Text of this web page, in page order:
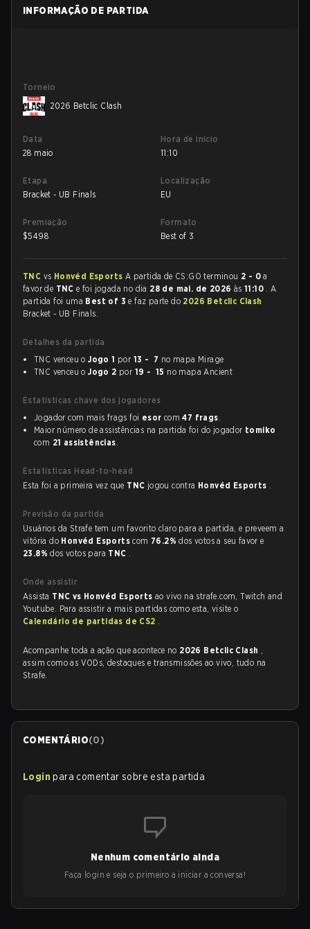
INFORMAÇÃO DE PARTIDA
Torneio
2026 Betclic Clash
Data
28 maio
Hora de início
11:10
Etapa
Bracket - UB Finals
Localização
EU
Premiação
$5498
Formato
Best of 3
TNC vs Honvéd Esports A partida de CS:GO terminou 2 - 0 a
favor de TNCe foi jogada no dia 28 de mai. de 2026 às11:10 . A
partida foi uma Best of 3e faz parte do 2026 Betclic Clash
Bracket - UB Finals.
Detalhes da partida
TNC venceu oJogo 1 por 13 - 7 no mapa Mirage
TNC venceu oJogo 2 por 19 - 15 no mapa Ancient
Estatísticas chave dos jogadores
Jogador com mais frags foi esor com47 frags.
Maior número de assistências na partida foi do jogador tomiko
com 21 assistências.
Estatísticas Head-to-head
Esta foi a primeira vez que TNC jogou contra Honvéd Esports .
Previsão da partida
Usuários da Strafe tem um favorito claro para a partida, e preveem a
vitória do Honvéd Esportscom 76.2%dos votos a seu favor e
23.8%dos votos para TNC .
Onde assistir
Assista TNC vs Honvéd Esportsao vivo na strafe.com, Twitch and
Youtube. Para assistir a mais partidas como esta, visite o
Calendário de partidas de CS2 .
Acompanhe toda a ação que acontece no 2026 Betclic Clash ,
assim como as VODs, destaques e transmissões ao vivo, tudo na
Strafe.
COMENTÁRIO(0)
Login para comentar sobre esta partida
Nenhum comentário ainda
Faça login e seja o primeiro a iniciar a conversa!